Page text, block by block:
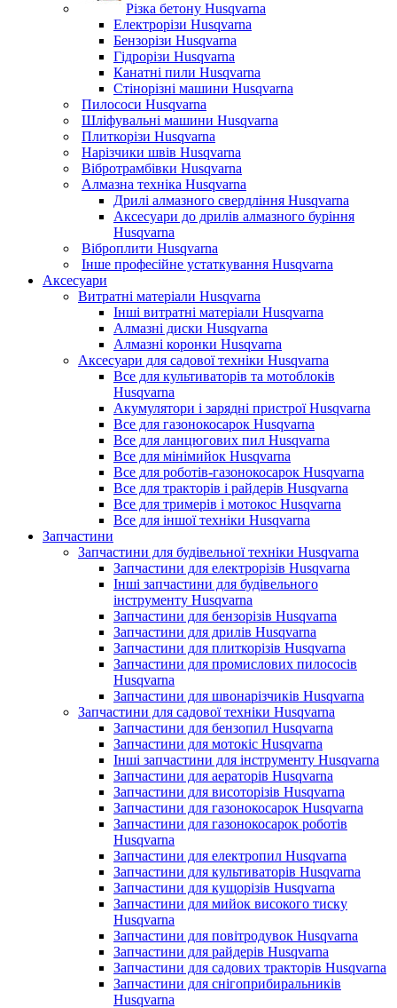
Різка бетону Husqvarna
Електрорізи Husqvarna
Бензорізи Husqvarna
Гідрорізи Husqvarna
Канатні пили Husqvarna
Стінорізні машини Husqvarna
Пилососи Husqvarna
Шліфувальні машини Husqvarna
Плиткорізи Husqvarna
Нарізчики швів Husqvarna
Вібротрамбівки Husqvarna
Алмазна техніка Husqvarna
Дрилі алмазного свердління Husqvarna
Аксесуари до дрилів алмазного буріння
Husqvarna
Віброплити Husqvarna
Інше професійне устаткування Husqvarna
Аксесуари
Витратні матеріали Husqvarna
Інші витратні матеріали Husqvarna
Алмазні диски Husqvarna
Алмазні коронки Husqvarna
Аксесуари для садової техніки Husqvarna
Все для культиваторів та мотоблоків
Husqvarna
Акумулятори і зарядні пристрої Husqvarna
Все для газонокосарок Husqvarna
Все для ланцюгових пил Husqvarna
Все для мінімийок Husqvarna
Все для роботів-газонокосарок Husqvarna
Все для тракторів і райдерів Husqvarna
Все для тримерів і мотокос Husqvarna
Все для іншої техніки Husqvarna
Запчастини
Запчастини для будівельної техніки Husqvarna
Запчастини для електрорізів Husqvarna
Інші запчастини для будівельного
інструменту Husqvarna
Запчастини для бензорізів Husqvarna
Запчастини для дрилів Husqvarna
Запчастини для плиткорізів Husqvarna
Запчастини для промислових пилососів
Husqvarna
Запчастини для швонарізчиків Husqvarna
Запчастини для садової техніки Husqvarna
Запчастини для бензопил Husqvarna
Запчастини для мотокіс Husqvarna
Інші запчастини для інструменту Husqvarna
Запчастини для аераторів Husqvarna
Запчастини для висоторізів Husqvarna
Запчастини для газонокосарок Husqvarna
Запчастини для газонокосарок роботів
Husqvarna
Запчастини для електропил Husqvarna
Запчастини для культиваторів Husqvarna
Запчастини для кущорізів Husqvarna
Запчастини для мийок високого тиску
Husqvarna
Запчастини для повітродувок Husqvarna
Запчастини для райдерів Husqvarna
Запчастини для садових тракторів Husqvarna
Запчастини для снігоприбиральників
Husqvarna